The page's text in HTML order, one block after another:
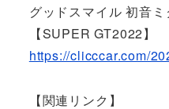
グッドスマイル 初音
【SUPER GT2022】
https://clicccar.com/
【関連リンク】